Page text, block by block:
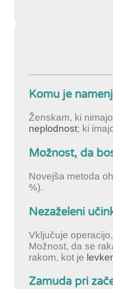
Komu je
Ženskam, ki
neplodnost; ki
Možnost, da
Novejša metoda
%).
Nezaželeni
Vključuje
Možnost, da se
rakom, kot je
Zamuda pri